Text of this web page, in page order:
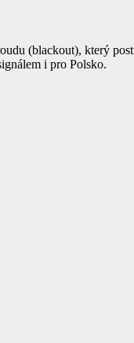
(blackout), který
i pro Polsko.